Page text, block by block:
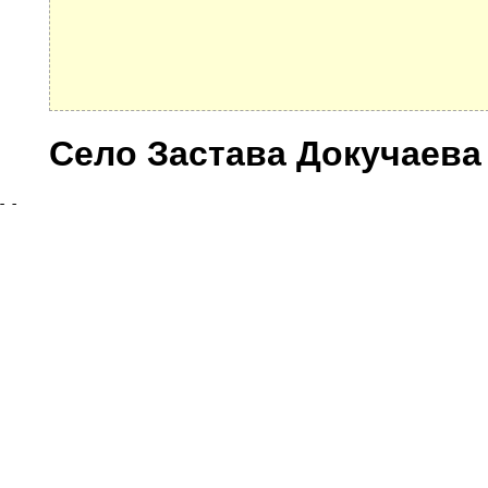
Село Застава Докучаева
Улицы